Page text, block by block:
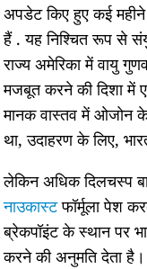
अपडेट किए हुए कई
हैं . यह निश्चित रूप से
राज्य अमेरिका में वायु
मजबूत करने की दिशा में
मानक वास्तव में ओजोन
था, उदाहरण के लिए,
लेकिन अधिक दिलचस्प
नाउकास्टफॉर्मूला पेश
ब्रेकपॉइंट के स्थान पर
करने की अनुमति देता